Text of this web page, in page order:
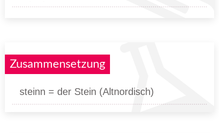
Zusammensetzung
steinn = der Stein (Altnordisch)